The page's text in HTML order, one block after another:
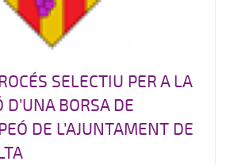
SELECTIU PER A LA
BORSA DE
DE L’AJUNTAMENT DE